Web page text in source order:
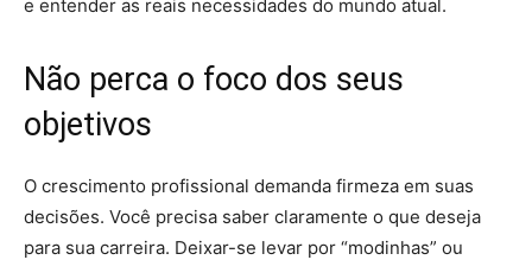
e entender as reais necessidades do mundo atual.
Não perca o foco dos seus
objetivos
O crescimento profissional demanda firmeza em suas
decisões. Você precisa saber claramente o que deseja
para sua carreira. Deixar-se levar por “modinhas” ou